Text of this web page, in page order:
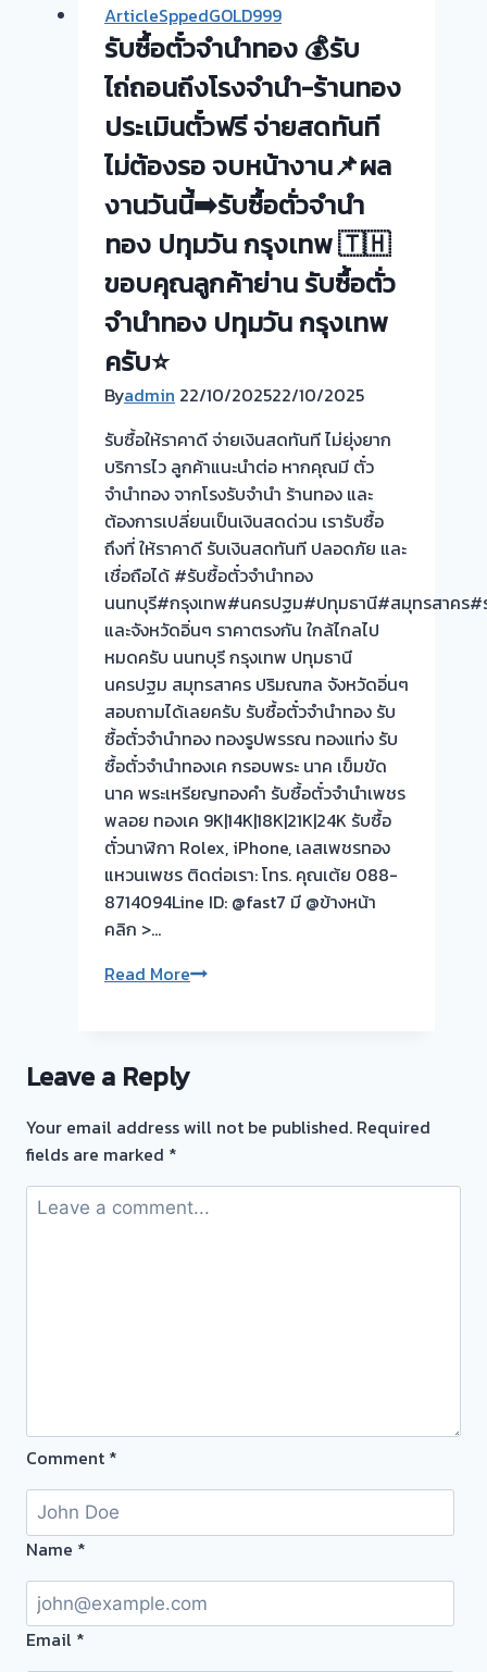
ทอง
ยินดี
บริการ
💰
รับ
ไถ่ถอน
ถึง
โรง
จำนำ
ทอง
ประเมิน
ฟรี
จ่าย
สด
ทันที
ไม่
ต้อง
รอ
จบไว
📌
ผล
งาน
วัน
นี➡️รับ
ซื้อ
ตั๋ว
จำนำ
ทอง
ประชาอุทิศ
ทุ่ง
🇹🇭
ครุ
ครับ⭐
ArticleSppedGOLD999
รับซื้อตั๋วจำนำทอง 💰รับ
ไถ่ถอนถึงโรงจำนำ-ร้านทอง
ประเมินตั๋วฟรี จ่ายสดทันที
ไม่ต้องรอ จบหน้างาน📌ผล
งานวันนี้➡️รับซื้อตั่วจำนำ
ทอง ปทุมวัน กรุงเทพ 🇹🇭
ขอบคุณลูกค้าย่าน รับซื้อตั่ว
จำนำทอง ปทุมวัน กรุงเทพ
ครับ⭐
Byadmin 22/10/202522/10/2025
รับซื้อให้ราคาดี จ่ายเงินสดทันที ไม่ยุ่งยาก
บริการไว ลูกค้าแนะนำต่อ หากคุณมี ตั๋ว
จำนำทอง จากโรงรับจำนำ ร้านทอง และ
ต้องการเปลี่ยนเป็นเงินสดด่วน เรารับซื้อ
ถึงที่ ให้ราคาดี รับเงินสดทันที ปลอดภัย และ
เชื่อถือได้ #รับซื้อตั๋วจำนำทอง
นนทบุรี#กรุงเทพ#นครปฐม#ปทุมธานี#สมุทรสาคร#
และจังหวัดอิ่นๆ ราคาตรงกัน ใกล้ไกลไป
หมดครับ นนทบุรี กรุงเทพ ปทุมธานี
นครปฐม สมุทรสาคร ปริมณฑล จังหวัดอิ่นๆ
สอบถามได้เลยครับ รับซื้อตั๋วจำนำทอง รับ
ซื้อตั๋วจำนำทอง ทองรูปพรรณ ทองแท่ง รับ
ซื้อตั๋วจำนำทองเค กรอบพระ นาค เข็มขัด
นาค พระเหรียญทองคำ รับซื้อตั๋วจำนำเพชร
พลอย ทองเค 9K|14K|18K|21K|24K รับซื้อ
ตั๋วนาฬิกา Rolex, iPhone, เลสเพชรทอง
แหวนเพชร ติดต่อเรา: โทร. คุณเต้ย 088-
8714094Line ID: @fast7 มี @ข้างหน้า
คลิก >…
Read Moreรับ
ทอง
รับ
ถึง
โรง
สด
ไม่
รอ
หน้า
งาน
Leave a Reply
Your email address will not be published. Required
fields are marked *
Comment *
Name *
Email *